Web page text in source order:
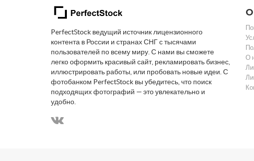
PerfectStock ведущий источник лицензионного
контента в России и странах СНГ с тысячами
пользователей по всему миру. С нами вы сможете
легко оформить красивый сайт, рекламировать бизнес,
иллюстрировать работы, или пробовать новые идеи. С
фотобанком PerfectStock вы убедитесь, что поиск
подходящих фотографий — это увлекательно и
удобно.
О
О